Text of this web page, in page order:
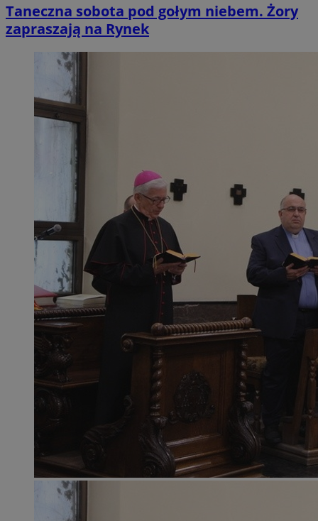
Taneczna sobota pod gołym niebem. Żory
zapraszają na Rynek